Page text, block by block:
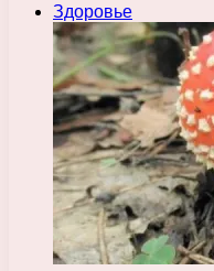
Здоровье